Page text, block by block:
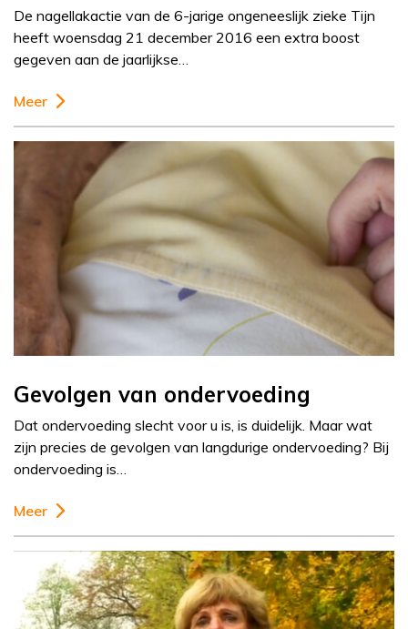
De nagellakactie van de 6-jarige ongeneeslijk zieke Tijn
heeft woensdag 21 december 2016 een extra boost
gegeven aan de jaarlijkse…
Meer
Gevolgen van ondervoeding
Dat ondervoeding slecht voor u is, is duidelijk. Maar wat
zijn precies de gevolgen van langdurige ondervoeding? Bij
ondervoeding is…
Meer